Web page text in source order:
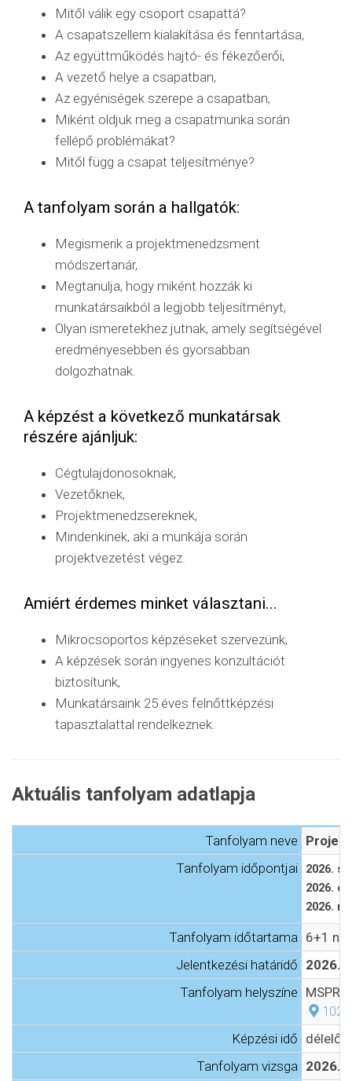
Mitől válik egy csoport csapattá?
A csapatszellem kialakítása és fenntartása,
Az együttműködés hajtó- és fékezőerői,
A vezető helye a csapatban,
Az egyéniségek szerepe a csapatban,
Miként oldjuk meg a csapatmunka során
fellépő problémákat?
Mitől függ a csapat teljesítménye?
A tanfolyam során a hallgatók:
Megismerik a projektmenedzsment
módszertanár,
Megtanulja, hogy miként hozzák ki
munkatársaikból a legjobb teljesítményt,
Olyan ismeretekhez jutnak, amely segítségével
eredményesebben és gyorsabban
dolgozhatnak.
A képzést a következő munkatársak
részére ajánljuk:
Cégtulajdonosoknak,
Vezetőknek,
Projektmenedzsereknek,
Mindenkinek, aki a munkája során
projektvezetést végez.
Amiért érdemes minket választani...
Mikrocsoportos képzéseket szervezünk,
A képzések során ingyenes konzultációt
biztosítunk,
Munkatársaink 25 éves felnőttképzési
tapasztalattal rendelkeznek.
Aktuális tanfolyam adatlapja
Tanfolyam neve
Tanfolyam időpontjai
2026.
2026.
2026.
Tanfolyam időtartama 6+1
Jelentkezési határidő 2026.
Tanfolyam helyszíne MSPR
Képzési idő
Tanfolyam vizsga 2026.